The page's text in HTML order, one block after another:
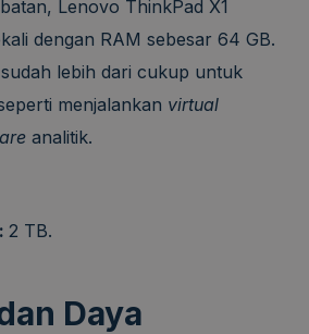
Lenovo ThinkPad X1
dengan RAM sebesar 64 GB.
lebih dari cukup untuk
menjalankan virtual
analitik.
2 TB.
Daya